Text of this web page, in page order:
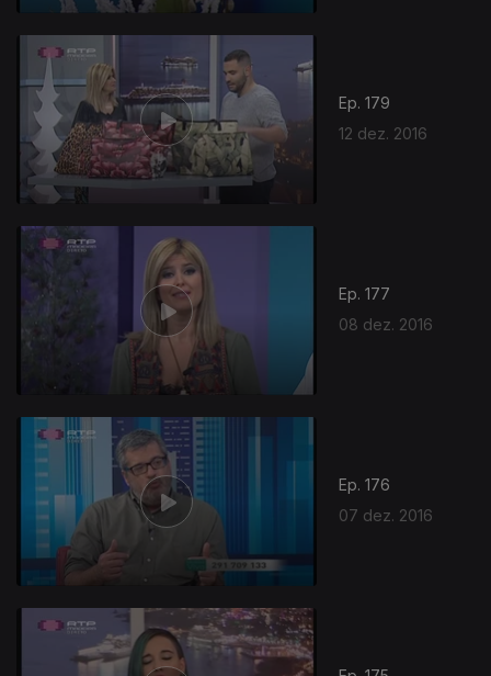
Ep. 179
12 dez. 2016
Ep. 177
08 dez. 2016
Ep. 176
07 dez. 2016